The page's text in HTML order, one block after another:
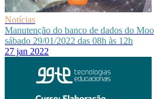
Notícias
Manutenção do banco de dados do
sábado 29/01/2022 das 08h às 12h
27 jan 2022